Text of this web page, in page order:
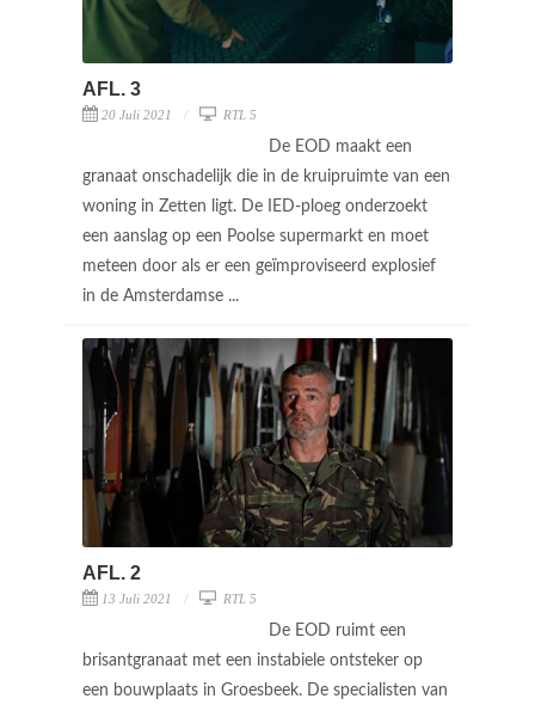
AFL. 3
20 Juli 2021 RTL 5
De EOD maakt een
granaat onschadelijk die in de kruipruimte van een
woning in Zetten ligt. De IED-ploeg onderzoekt
een aanslag op een Poolse supermarkt en moet
meteen door als er een geïmproviseerd explosief
in de Amsterdamse ...
AFL. 2
13 Juli 2021 RTL 5
De EOD ruimt een
brisantgranaat met een instabiele ontsteker op
een bouwplaats in Groesbeek. De specialisten van